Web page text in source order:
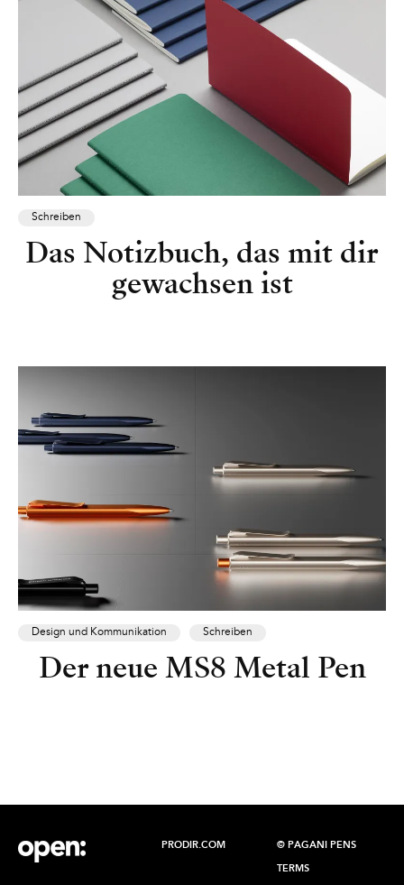
Schreiben
Das Notizbuch, das mit dir
gewachsen ist
Design und Kommunikation Schreiben
Der neue MS8 Metal Pen
PRODIR.COM © PAGANI PENS
TERMS